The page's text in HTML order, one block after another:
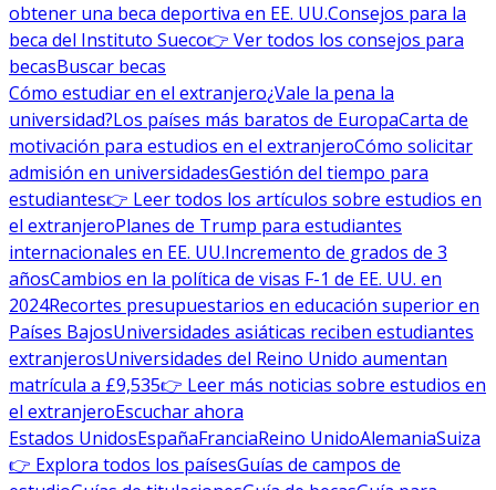
obtener una beca deportiva en EE. UU.Consejos para la
beca del Instituto Sueco👉 Ver todos los consejos para
becasBuscar becas
Cómo estudiar en el extranjero¿Vale la pena la
universidad?Los países más baratos de EuropaCarta de
motivación para estudios en el extranjeroCómo solicitar
admisión en universidadesGestión del tiempo para
estudiantes👉 Leer todos los artículos sobre estudios en
el extranjeroPlanes de Trump para estudiantes
internacionales en EE. UU.Incremento de grados de 3
añosCambios en la política de visas F-1 de EE. UU. en
2024Recortes presupuestarios en educación superior en
Países BajosUniversidades asiáticas reciben estudiantes
extranjerosUniversidades del Reino Unido aumentan
matrícula a £9,535👉 Leer más noticias sobre estudios en
el extranjeroEscuchar ahora
Estados UnidosEspañaFranciaReino UnidoAlemaniaSuiza
👉 Explora todos los paísesGuías de campos de